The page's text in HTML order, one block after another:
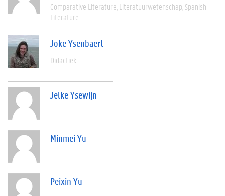
Comparative Literature Literatuurwetenschap Spanish
Literature
Joke Ysenbaert
Didactiek
Jelke Ysewijn
Minmei Yu
Peixin Yu